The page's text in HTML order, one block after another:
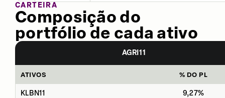
CARTEIRA
Composição do
portfólio de cada ativo
AGRI11
ATIVOS % DO PL
KLBN11 9,27%